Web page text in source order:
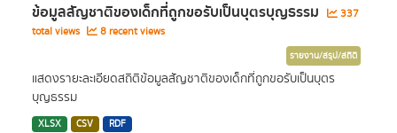
ข้อมูลสัญชาติของเด็กที่ถูกขอรับเป็นบุตรบุญธรรม
337
total views
8 recent views
รายงาน/สรุป/สถิติ
แสดงรายะละเอียดสถิติข้อมูลสัญชาติของเด็กที่ถูกขอรับเป็นบุตร
บุญธรรม
XLSX CSV RDF